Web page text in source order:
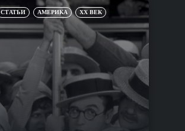
СТАТЬИ АМЕРИКА XX ВЕК